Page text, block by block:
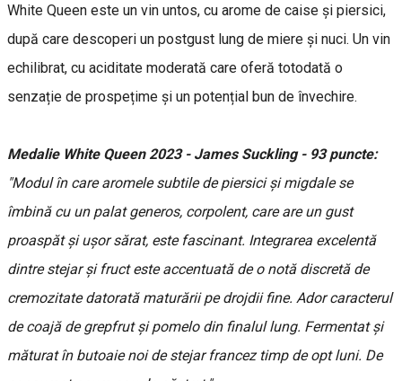
White Queen este un vin untos, cu arome de caise și piersici,
după care descoperi un postgust lung de miere și nuci. Un vin
echilibrat, cu aciditate moderată care oferă totodată o
senzație de prospețime și un potențial bun de învechire.
Medalie White Queen 2023 - James Suckling - 93 puncte:
"Modul în care aromele subtile de piersici și migdale se
îmbină cu un palat generos, corpolent, care are un gust
proaspăt și ușor sărat, este fascinant. Integrarea excelentă
dintre stejar și fruct este accentuată de o notă discretă de
cremozitate datorată maturării pe drojdii fine. Ador caracterul
de coajă de grepfrut și pomelo din finalul lung. Fermentat și
măturat în butoaie noi de stejar francez timp de opt luni. De